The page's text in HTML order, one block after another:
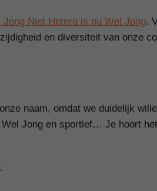
Jong Niet Hetero is nu Wel Jong.
en diversiteit van onze
naam, omdat we duidelijk
Jong en sportief… Je hoort